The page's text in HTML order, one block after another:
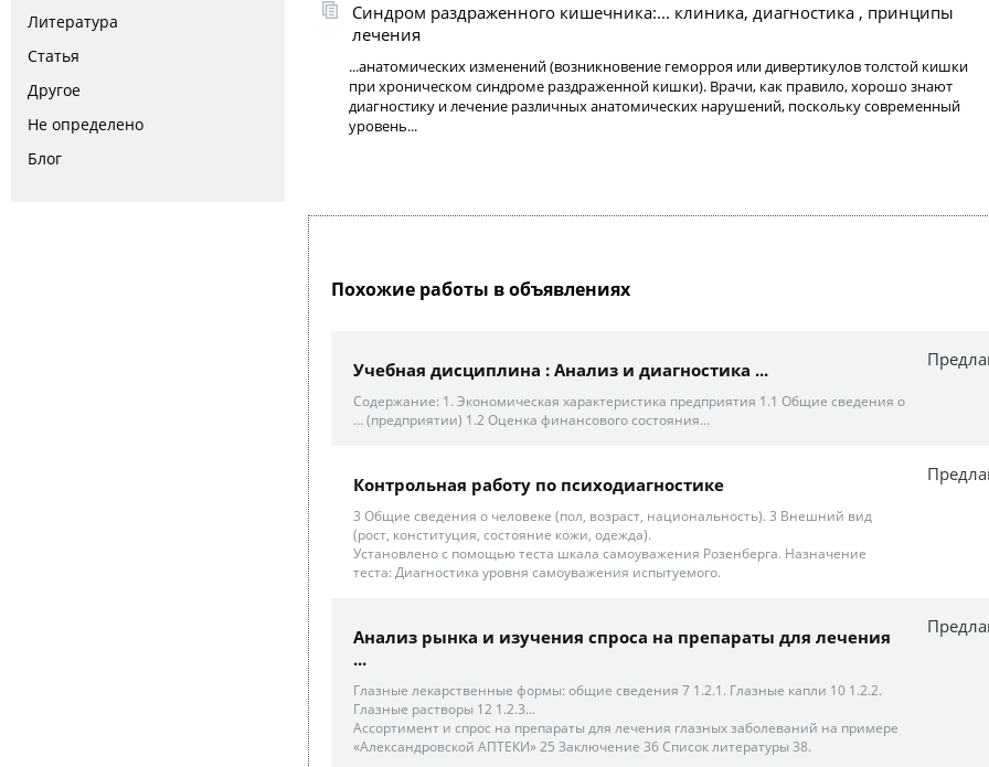
Литература
Статья
Другое
Не определено
Блог
Синдром раздраженного кишечника:... клиника, диагностика , принципы
лечения
...анатомических изменений (возникновение геморроя или дивертикулов толстой кишки
при хроническом синдроме раздраженной кишки). Врачи, как правило, хорошо знают
диагностику и лечение различных анатомических нарушений, поскольку современный
уровень...
Похожие работы в объявлениях
Учебная дисциплина : Анализ и диагностика ...
Содержание: 1. Экономическая характеристика предприятия 1.1 Общие сведения о
… (предприятии) 1.2 Оценка финансового состояния...
Контрольная работу по психодиагностике
3 Общие сведения о человеке (пол, возраст, национальность). 3 Внешний вид
(рост, конституция, состояние кожи, одежда).
Установлено с помощью теста шкала самоуважения Розенберга. Назначение
теста: Диагностика уровня самоуважения испытуемого.
Анализ рынка и изучения спроса на препараты для лечения
...
Глазные лекарственные формы: общие сведения 7 1.2.1. Глазные капли 10 1.2.2.
Глазные растворы 12 1.2.3...
Ассортимент и спрос на препараты для лечения глазных заболеваний на примере
«Александровской АПТЕКИ» 25 Заключение 36 Список литературы 38.